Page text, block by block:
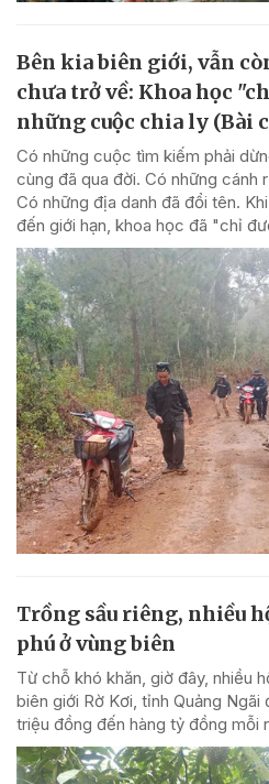
Bên kia biên giới, vẫn
chưa trở về: Khoa học
những cuộc chia ly (Bài
Có những cuộc tìm kiếm phải
cùng đã qua đời. Có những cánh
Có những địa danh đã đổi tên.
đến giới hạn, khoa học đã "chỉ
Trồng sầu riêng, nhiều
phú ở vùng biên
Từ chỗ khó khăn, giờ đây, nhiều
biên giới Rờ Kơi, tỉnh Quảng
triệu đồng đến hàng tỷ đồng mỗi